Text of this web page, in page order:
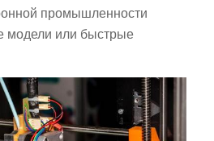
промышленности
модели или быстрые